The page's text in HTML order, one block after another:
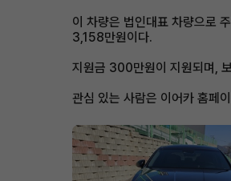
이 차량은 법인대표 차량으로
3,158만원이다.
지원금 300만원이 지원되며,
관심 있는 사람은 이어카 홈